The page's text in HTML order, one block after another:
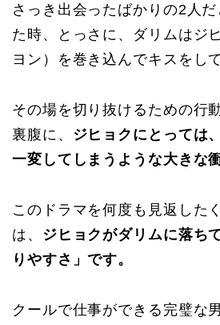
さっき出会ったばかりの2人
た時、とっさに、ダリムはジ
ヨン）を巻き込んでキスをし
その場を切り抜けるための行
裏腹に、
ジヒョクにとっては
一変してしまうような大きな
このドラマを何度も見返した
は、
ジヒョクがダリムに落ち
りやすさ」です。
クールで仕事ができる完璧な